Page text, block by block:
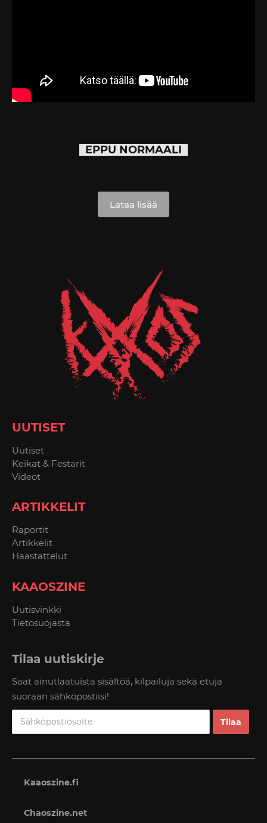
EPPU NORMAALI
Lataa lisää
UUTISET
Uutiset
Keikat & Festarit
Videot
ARTIKKELIT
Raportit
Artikkelit
Haastattelut
KAAOSZINE
Uutisvinkki
Tietosuojasta
Tilaa uutiskirje
Saat ainutlaatuista sisältöä, kilpailuja sekä etuja
suoraan sähköpostiisi!
Kaaoszine.fi
Chaoszine.net